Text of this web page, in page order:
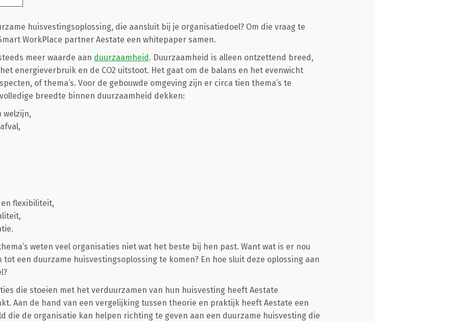
huisvestingsoplossing, die aansluit bij je organisatiedoel? Om die vraag te
WorkPlace partner Aestate een whitepaper samen.
meer waarde aan duurzaamheid. Duurzaamheid is alleen ontzettend breed,
energieverbruik en de CO2 uitstoot. Het gaat om de balans en het evenwicht
of thema’s. Voor de gebouwde omgeving zijn er circa tien thema’s te
breedte binnen duurzaamheid dekken:
welzijn,
flexibiliteit,
weten veel organisaties niet wat het beste bij hen past. Want wat is er nou
tot een duurzame huisvestingsoplossing te komen? En hoe sluit deze oplossing aan
die stoeien met het verduurzamen van hun huisvesting heeft Aestate
Aan de hand van een vergelijking tussen theorie en praktijk heeft Aestate een
die de organisatie kan helpen richting te geven aan een duurzame huisvesting die